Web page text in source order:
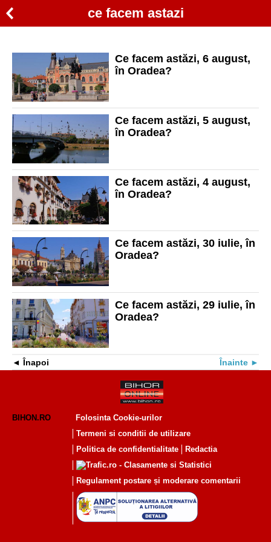
ce facem astazi
Ce facem astăzi, 6 august,
în Oradea?
Ce facem astăzi, 5 august,
în Oradea?
Ce facem astăzi, 4 august,
în Oradea?
Ce facem astăzi, 30 iulie, în
Oradea?
Ce facem astăzi, 29 iulie, în
Oradea?
Înapoi Înainte
BIHON.RO
Folosinta Cookie-urilor
Termeni si conditii de utilizare
Politica de confidentialitate
Redactia
Regulament postare și moderare comentarii